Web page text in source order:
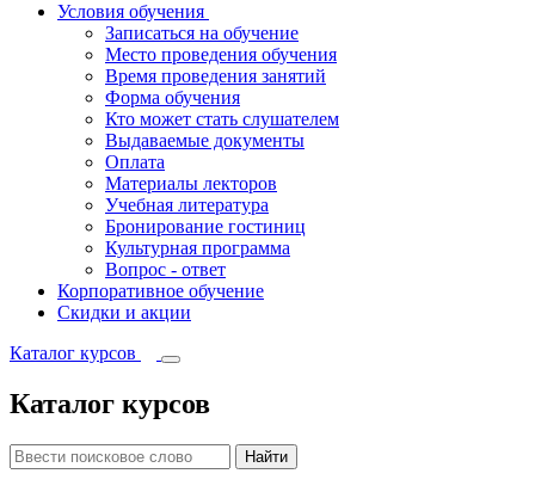
Условия обучения
Записаться на обучение
Место проведения обучения
Время проведения занятий
Форма обучения
Кто может стать слушателем
Выдаваемые документы
Оплата
Материалы лекторов
Учебная литература
Бронирование гостиниц
Культурная программа
Вопрос - ответ
Корпоративное обучение
Скидки и акции
Каталог курсов
Каталог курсов
Найти